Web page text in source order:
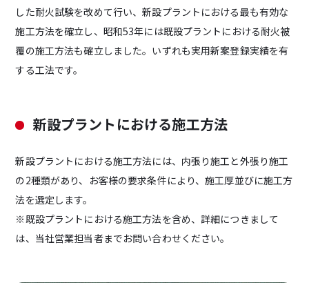
IR情報 採用情報
した耐火試験を改めて行い、新設プラントにおける最も有効な
施工方法を確立し、昭和53年には既設プラントにおける耐火被
覆の施工方法も確立しました。いずれも実用新案登録実績を有
する工法です。
新設プラントにおける施工方法
新設プラントにおける施工方法には、内張り施工と外張り施工
の2種類があり、お客様の要求条件により、施工厚並びに施工方
法を選定します。
※既設プラントにおける施工方法を含め、詳細につきまして
は、当社営業担当者までお問い合わせください。